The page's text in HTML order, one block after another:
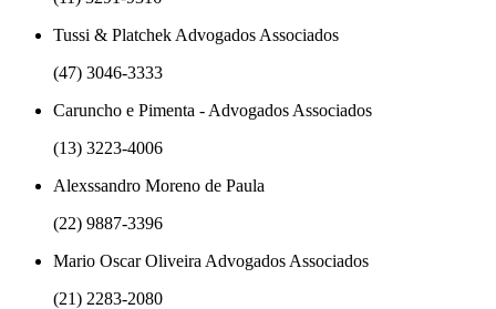
Tussi & Platchek Advogados Associados
(47) 3046-3333
Caruncho e Pimenta - Advogados Associados
(13) 3223-4006
Alexssandro Moreno de Paula
(22) 9887-3396
Mario Oscar Oliveira Advogados Associados
(21) 2283-2080